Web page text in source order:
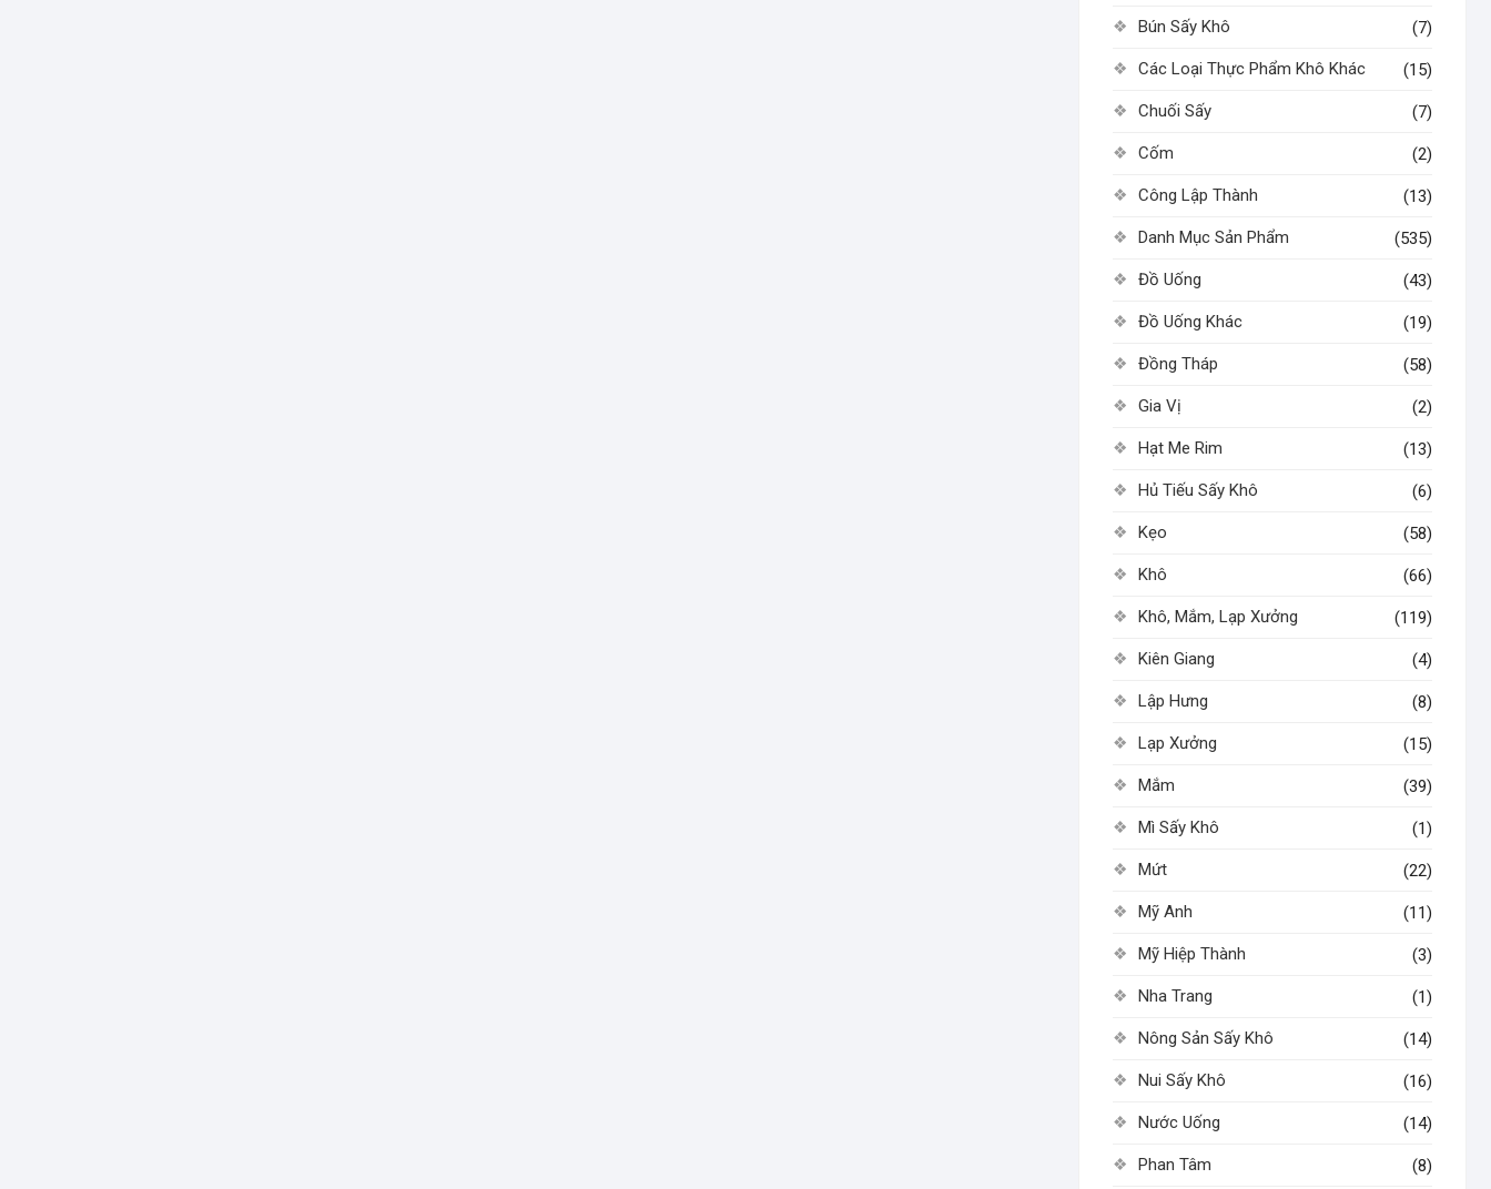
Bún Sấy Khô (7)
Các Loại Thực Phẩm Khô Khác (15)
Chuối Sấy (7)
Cốm (2)
Công Lập Thành (13)
Danh Mục Sản Phẩm (535)
Đồ Uống (43)
Đồ Uống Khác (19)
Đồng Tháp (58)
Gia Vị (2)
Hạt Me Rim (13)
Hủ Tiếu Sấy Khô (6)
Kẹo (58)
Khô (66)
Khô, Mắm, Lạp Xưởng (119)
Kiên Giang (4)
Lập Hưng (8)
Lạp Xưởng (15)
Mắm (39)
Mì Sấy Khô (1)
Mứt (22)
Mỹ Anh (11)
Mỹ Hiệp Thành (3)
Nha Trang (1)
Nông Sản Sấy Khô (14)
Nui Sấy Khô (16)
Nước Uống (14)
Phan Tâm (8)